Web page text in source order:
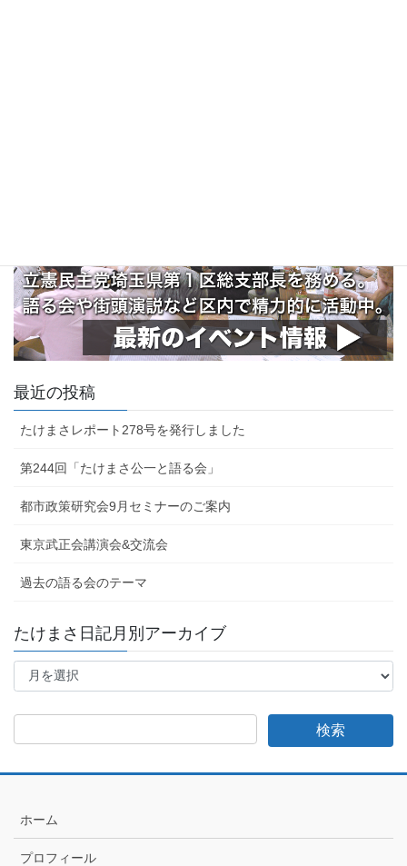
最近の投稿
たけまさレポート278号を発行しました
第244回「たけまさ公一と語る会」
都市政策研究会9月セミナーのご案内
東京武正会講演会&交流会
過去の語る会のテーマ
たけまさ日記月別アーカイブ
た
さ
月
ホーム
プロフィール